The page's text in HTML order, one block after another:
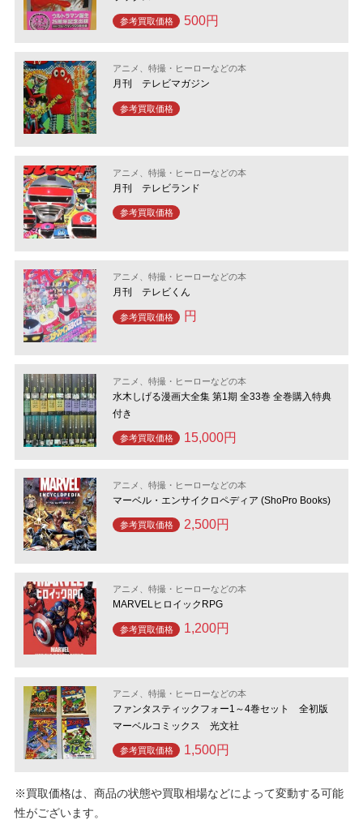
参考買取価格 500円
アニメ、特撮・ヒーローなどの本
月刊 テレビマガジン
参考買取価格
アニメ、特撮・ヒーローなどの本
月刊 テレビランド
参考買取価格
アニメ、特撮・ヒーローなどの本
月刊 テレビくん
参考買取価格 円
アニメ、特撮・ヒーローなどの本
水木しげる漫画大全集 第1期 全33巻 全巻購入特典
付き
参考買取価格 15,000円
アニメ、特撮・ヒーローなどの本
マーベル・エンサイクロペディア (ShoPro Books)
参考買取価格 2,500円
アニメ、特撮・ヒーローなどの本
MARVELヒロイックRPG
参考買取価格 1,200円
アニメ、特撮・ヒーローなどの本
ファンタスティックフォー1～4巻セット 全初版
マーベルコミックス 光文社
参考買取価格 1,500円
※買取価格は、商品の状態や買取相場などによって変動する可能
性がございます。